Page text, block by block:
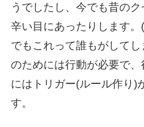
うでしたし、今でも昔の
辛い目にあったりします
でもこれって誰もがして
のためには行動が必要で
にはトリガー(ルール作り)
す。